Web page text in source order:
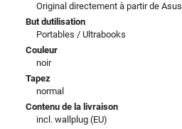
Original directement à partir de Asus
But dutilisation
Portables / Ultrabooks
Couleur
noir
Tapez
normal
Contenu de la livraison
incl. wallplug (EU)